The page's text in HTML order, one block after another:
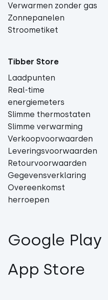
Verwarmen zonder gas
Zonnepanelen
Stroometiket
Tibber Store
Laadpunten
Real-time
energiemeters
Slimme thermostaten
Slimme verwarming
Verkoopvoorwaarden
Leveringsvoorwaarden
Retourvoorwaarden
Gegevensverklaring
Overeenkomst
herroepen
Google Play
App Store